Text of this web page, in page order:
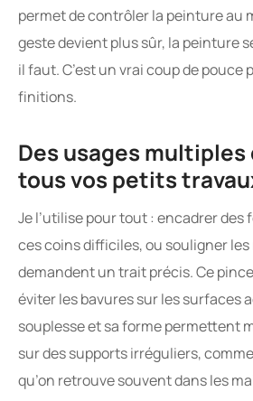
permet de contrôler la peinture au
geste devient plus sûr, la peinture
il faut. C’est un vrai coup de pouce
finitions.
Des usages
tous vos petits
Je l’utilise pour tout : encadrer des
ces coins difficiles, ou souligner
demandent un trait précis. Ce
éviter les bavures sur les surfaces
souplesse et sa forme permettent
sur des supports irréguliers,
qu’on retrouve souvent dans les